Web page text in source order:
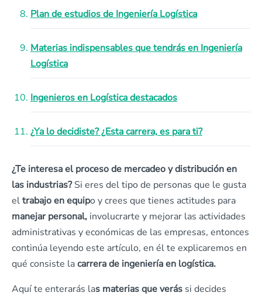
Plan de estudios de Ingeniería Logística
Materias indispensables que tendrás en Ingeniería
Logística
Ingenieros en Logística destacados
¿Ya lo decidiste? ¿Esta carrera, es para ti?
¿Te interesa el proceso de mercadeo y distribución en
las industrias?Si eres del tipo de personas que le gusta
eltrabajo en equipo y crees que tienes actitudes para
manejar personal, involucrarte y mejorar las actividades
administrativas y económicas de las empresas, entonces
continúa leyendo este artículo, en él te explicaremos en
qué consiste lacarrera de ingeniería en logística.
Aquí te enterarás las materias que verás si decides